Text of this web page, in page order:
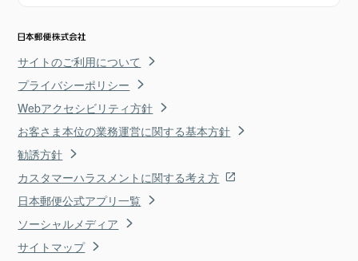
サイトのご利用について
プライバシーポリシー
Webアクセシビリティ方針
お客さま本位の業務運営に関する基本方針
勧誘方針
カスタマーハラスメントに関する考え方
日本郵便公式アプリ一覧
ソーシャルメディア
サイトマップ